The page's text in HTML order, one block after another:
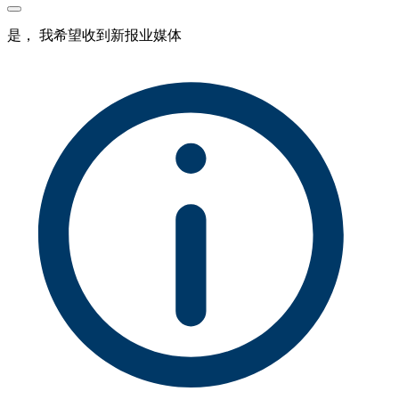
是， 我希望收到新报业媒体